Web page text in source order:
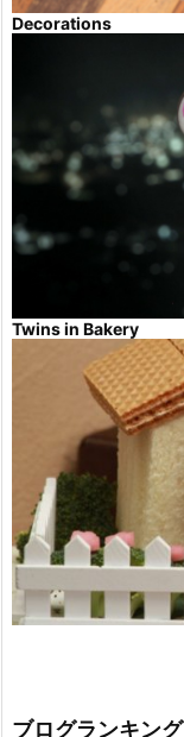
Decorations
Twins in Bakery
ブログランキング